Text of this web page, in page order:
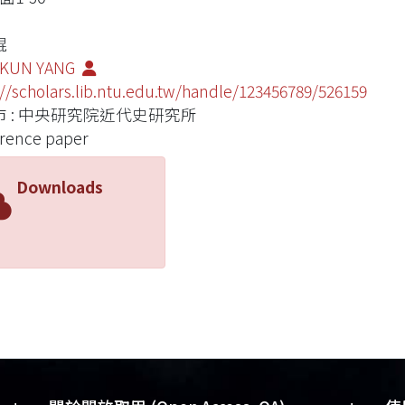
YANG
scholars.lib.ntu.edu.tw/handle/123456789/526159
: 中央研究院近代史研究所
paper
Downloads